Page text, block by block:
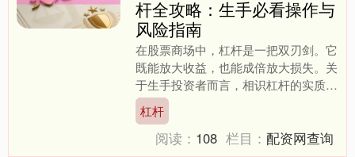
杆全攻略：生手必看操作与
风险指南
在股票商场中，杠杆是一把双刃剑。它
既能放大收益，也能成倍放大损失。关
于生手投资者而言，相识杠杆的实质、
掌捏操作妙技天元证券炒股杠杆平台_
配资开户信息参考，并成就....
杠杆
阅读： 108 栏目：配资网查询